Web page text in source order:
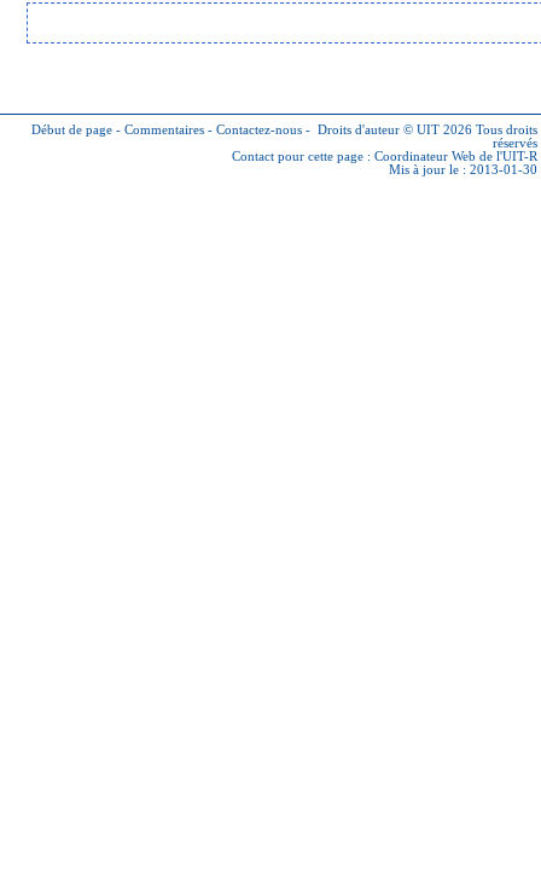
Début de page - Commentaires - Contactez-nous - Droits d'auteur © UIT 2026 Tous droits
réservés
Contact pour cette page : Coordinateur Web de l'UIT-R
Mis à jour le : 2013-01-30